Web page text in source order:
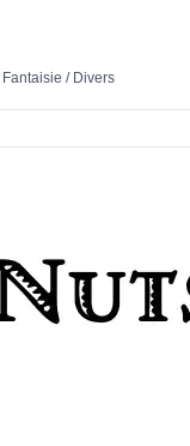
Fantaisie / Divers